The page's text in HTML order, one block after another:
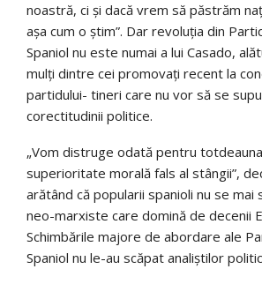
noastră, ci și dacă vrem să păstrăm
așa cum o știm”. Dar revoluția din
Spaniol nu este numai a lui Casado,
mulți dintre cei promovați recent la
partidului- tineri care nu vor să se
corectitudinii politice.
„Vom distruge odată pentru
superioritate morală fals al stângii”,
arătând că popularii spanioli nu se mai
neo-marxiste care domină de decenii
Schimbările majore de abordare ale
Spaniol nu le-au scăpat analiștilor